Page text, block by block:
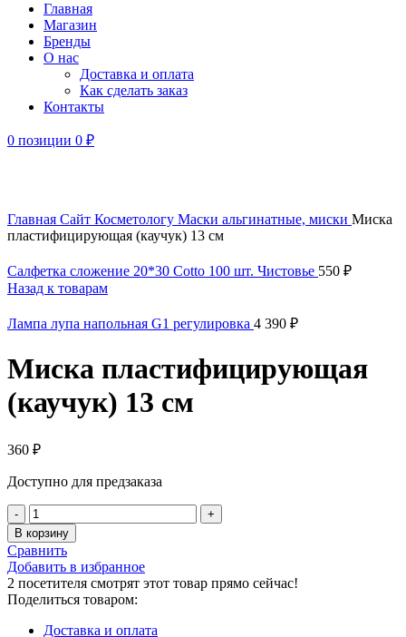
Главная
Магазин
Бренды
О нас
Доставка и оплата
Как сделать заказ
Контакты
0 позиции 0 ₽
Главная Сайт Косметологу Маски альгинатные, миски Миска
пластифицирующая (каучук) 13 см
Салфетка сложение 20*30 Cotto 100 шт. Чистовье 550 ₽
Назад к товарам
Лампа лупа напольная G1 регулировка 4 390 ₽
Миска пластифицирующая
(каучук) 13 см
360 ₽
Доступно для предзаказа
В корзину
Сравнить
Добавить в избранное
2 посетителя смотрят этот товар прямо сейчас!
Поделиться товаром:
Доставка и оплата